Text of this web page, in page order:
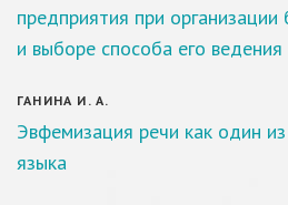
предприятия при организации
и выборе способа его ведения
ГАНИНА И. А.
Эвфемизация речи как один
языка